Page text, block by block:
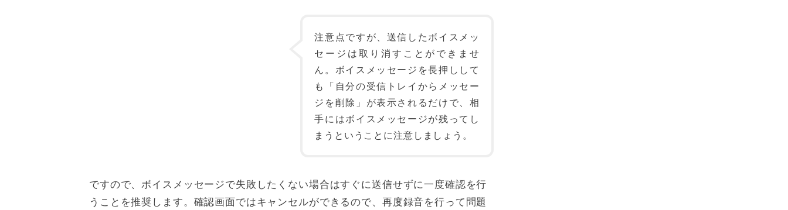
注意点ですが、送信したボイスメッ
セージは取り消すことができませ
ん。ボイスメッセージを長押しして
も「自分の受信トレイからメッセー
ジを削除」が表示されるだけで、相
手にはボイスメッセージが残ってし
まうということに注意しましょう。
ですので、ボイスメッセージで失敗したくない場合はすぐに送信せずに一度確認を行
うことを推奨します。確認画面ではキャンセルができるので、再度録音を行って問題